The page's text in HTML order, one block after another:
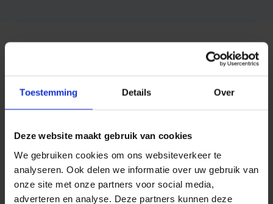
Toestemming Details Over
Deze website maakt gebruik van cookies
We gebruiken cookies om ons websiteverkeer te
analyseren. Ook delen we informatie over uw gebruik van
onze site met onze partners voor social media,
adverteren en analyse. Deze partners kunnen deze
ouderwets is heeft het mis. Sterker nog, SMS is
weliswaar aardig op z’n retour, maar voor de
zakelijke markt is SMS dé uitkomst om
Trusted by companies like